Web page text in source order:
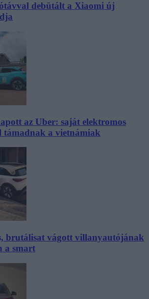
debütált a Xiaomi új
az Uber: saját elektromos
támadnak a vietnámiak
brutálisat vágott villanyautójának
a smart